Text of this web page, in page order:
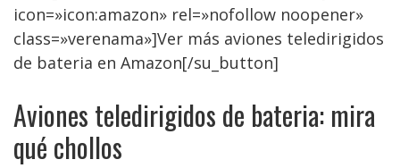
icon=»icon:amazon» rel=»nofollow noopener»
class=»verenama»]Ver más aviones teledirigidos
de bateria en Amazon[/su_button]
Aviones teledirigidos de bateria: mira
qué chollos